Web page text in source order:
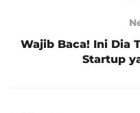
Wajib Baca! Ini Dia
Startup